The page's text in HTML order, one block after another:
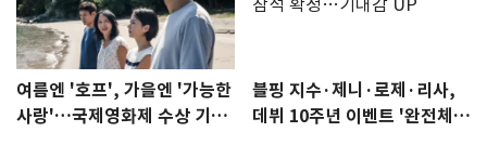
여름엔 '호프', 가을엔 '가능한
사랑'…국제영화제 수상 기대
블핑 지수·제니·로제·리사,
데뷔 10주년 이벤트 '완전체'